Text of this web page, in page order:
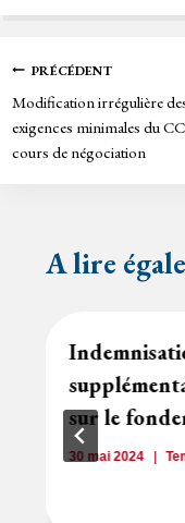
Navigation
de
l’article
PRÉCÉDENT
Modification irrégulière
exigences minimales du
cours de négociation
A lire
sur le
30 mai 2024